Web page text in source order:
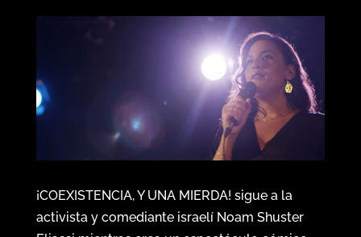
¡COEXISTENCIA, Y UNA MIERDA! sigue a la
activista y comediante israelí Noam Shuster